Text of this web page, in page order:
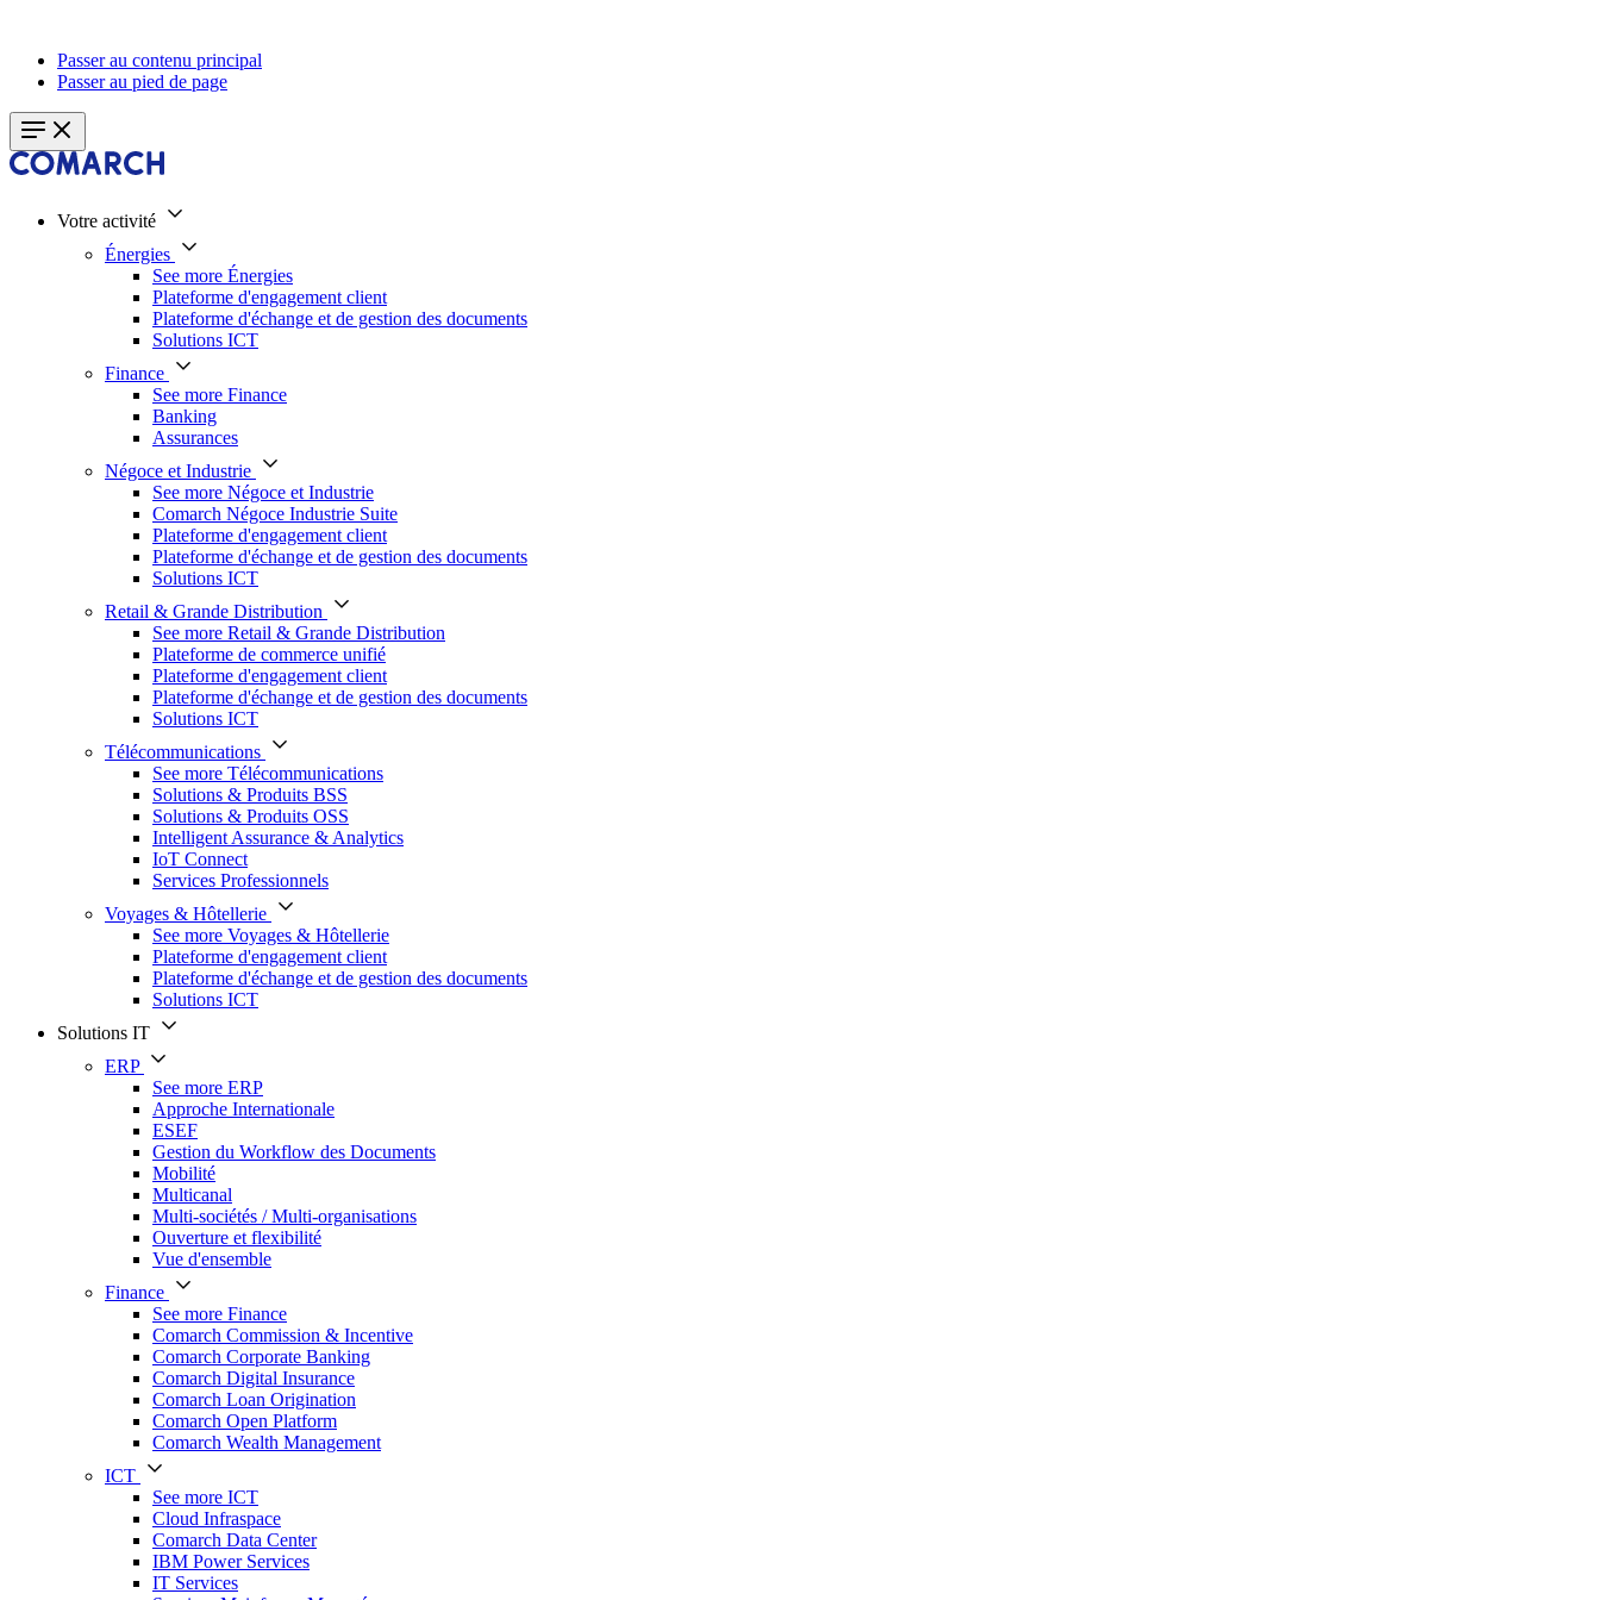
Passer au contenu principal
Passer au pied de page
Votre activité
Énergies
See more Énergies
Plateforme d'engagement client
Plateforme d'échange et de gestion des documents
Solutions ICT
Finance
See more Finance
Banking
Assurances
Négoce et Industrie
See more Négoce et Industrie
Comarch Négoce Industrie Suite
Plateforme d'engagement client
Plateforme d'échange et de gestion des documents
Solutions ICT
Retail & Grande Distribution
See more Retail & Grande Distribution
Plateforme de commerce unifié
Plateforme d'engagement client
Plateforme d'échange et de gestion des documents
Solutions ICT
Télécommunications
See more Télécommunications
Solutions & Produits BSS
Solutions & Produits OSS
Intelligent Assurance & Analytics
IoT Connect
Services Professionnels
Voyages & Hôtellerie
See more Voyages & Hôtellerie
Plateforme d'engagement client
Plateforme d'échange et de gestion des documents
Solutions ICT
Solutions IT
ERP
See more ERP
Approche Internationale
ESEF
Gestion du Workflow des Documents
Mobilité
Multicanal
Multi-sociétés / Multi-organisations
Ouverture et flexibilité
Vue d'ensemble
Finance
See more Finance
Comarch Commission & Incentive
Comarch Corporate Banking
Comarch Digital Insurance
Comarch Loan Origination
Comarch Open Platform
Comarch Wealth Management
ICT
See more ICT
Cloud Infraspace
Comarch Data Center
IBM Power Services
IT Services